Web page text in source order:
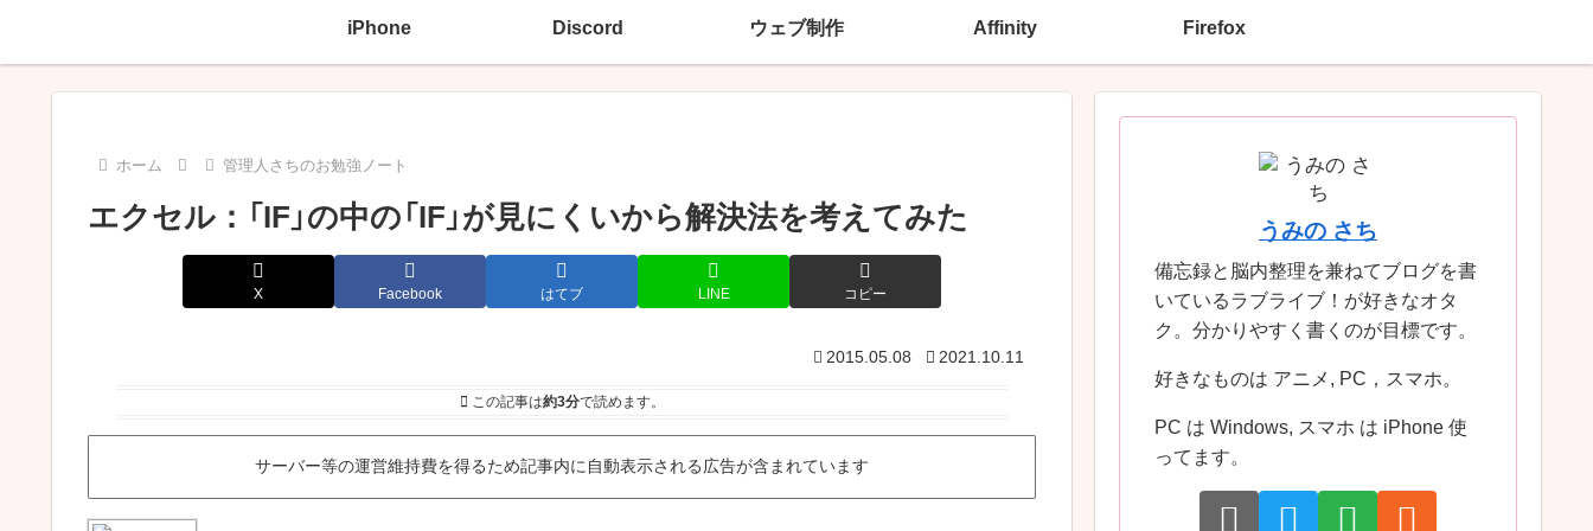
iPhone Discord ウェブ制作 Affinity Firefox
ホーム 管理人さちのお勉強ノート
エクセル：「IF」の中の「IF」が見にくいから解決法を考えてみた
X Facebook はてブ LINE コピー
2015.05.08 2021.10.11
この記事は約3分で読めます。
サーバー等の運営維持費を得るため記事内に自動表示される広告が含まれています
うみの さち
備忘録と脳内整理を兼ねてブログを書
いているラブライブ！が好きなオタ
ク。分かりやすく書くのが目標です。
好きなものは アニメ, PC，スマホ。
PC は Windows, スマホ は iPhone 使
ってます。